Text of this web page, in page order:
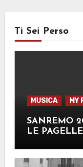
Ti Sei Perso
MUSICA MY
SANREMO
LE